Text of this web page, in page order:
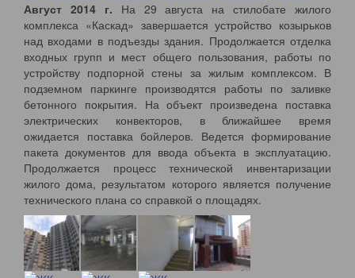
Август 2014 г. На 29 августа на стилобате жилого
комплекса «Каскад» завершается устройство козырьков
над входами в подъезды здания. Продолжается отделка
входных групп и мест общего пользования, работы по
устройству подпорной стены за жилым комплексом. В
подземном паркинге производятся работы по заливке
бетонного покрытия. На объект произведена поставка
электрических конвекторов, в ближайшее время
ожидается поставка бойлеров. Ведется формирование
пакета документов для ввода объекта в эксплуатацию.
Продолжается процесс технической инвентаризации
жилого дома, результатом которого является получение
технического плана со справкой о площадях.